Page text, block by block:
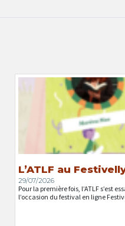
L’ATLF au
29/07/2026
Pour la première fois, l’ATLF s’est
l’occasion du festival en ligne